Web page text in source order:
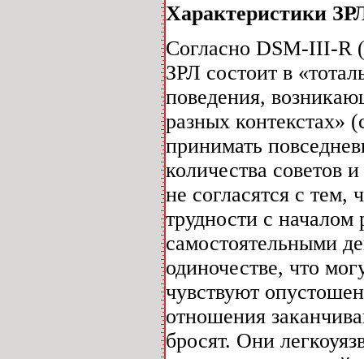
Характеристики
Согласно DSM-III-R
ЗРЛ состоит в
поведения,
разных контекстах»
принимать
количества советов
не согласятся с
трудности с
самостоятельными
одиночестве, что
чувствуют
отношения
бросят. Они